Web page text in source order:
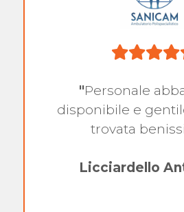
"Personale
disponibile e
trovata
Licciardello